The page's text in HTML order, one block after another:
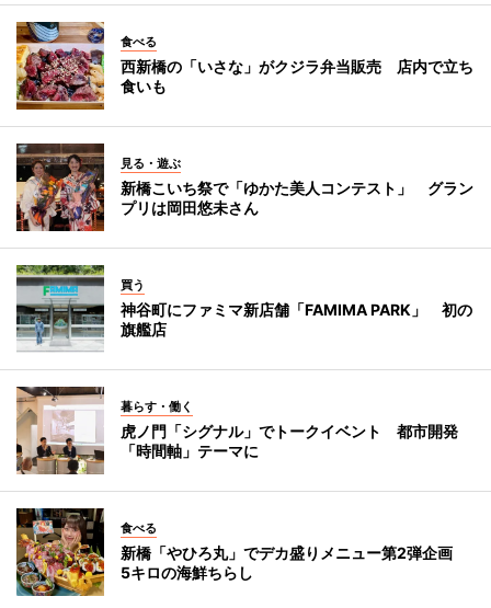
食べる
西新橋の「いさな」がクジラ弁当販売 店内で立ち
食いも
見る・遊ぶ
新橋こいち祭で「ゆかた美人コンテスト」 グラン
プリは岡田悠未さん
買う
神谷町にファミマ新店舗「FAMIMA PARK」 初の
旗艦店
暮らす・働く
虎ノ門「シグナル」でトークイベント 都市開発
「時間軸」テーマに
食べる
新橋「やひろ丸」でデカ盛りメニュー第2弾企画
5キロの海鮮ちらし